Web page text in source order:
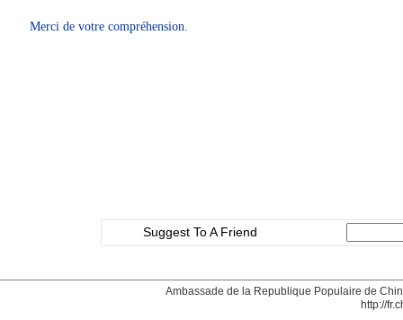
Merci de votre compréhension.
Suggest To A Friend
Ambassade de la Republique Populaire de
http://